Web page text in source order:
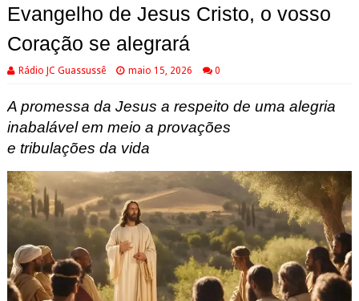
Evangelho de Jesus Cristo, o vosso
Coração se alegrará
Rádio JC Guassussê maio 15, 2026 0
A promessa da Jesus a respeito de uma alegria
inabalável em meio a provações
e tribulações da vida